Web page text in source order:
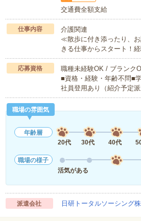
交通費全額支給
仕事内容
介護関連
≪散歩に付き添ったり、
きる仕事からスタート！
応募資格
職種未経験OK / ブランク
■資格・経験・年齢不問■
社員登用あり（紹介予定
職場の雰囲気
年齢層
20代
30代 40代
職場の様子
活気がある
派遣会社 日研トータルソーシング